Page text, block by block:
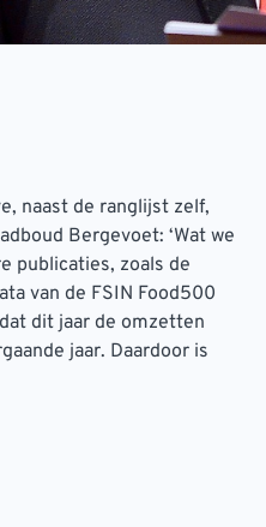
naast de ranglijst zelf,
Bergevoet: ‘Wat we
publicaties, zoals de
van de FSIN Food500
dit jaar de omzetten
jaar. Daardoor is